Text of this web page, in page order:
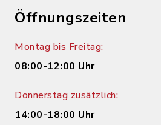
Öffnungszeiten
Montag bis Freitag:
08:00-12:00 Uhr
Donnerstag zusätzlich:
14:00-18:00 Uhr